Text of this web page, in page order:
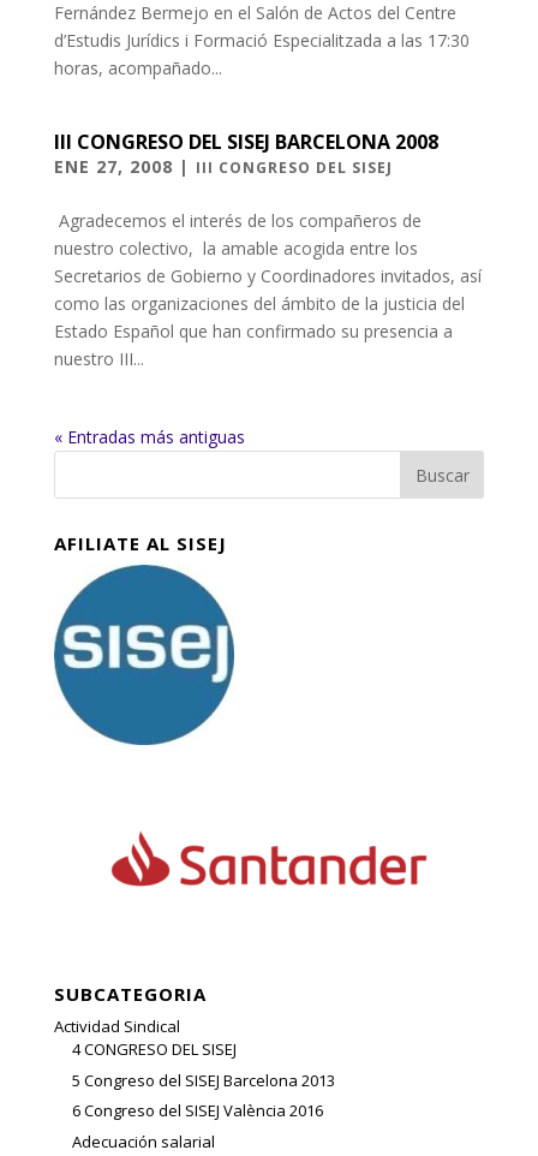
Fernández Bermejo en el Salón de Actos del Centre
d’Estudis Jurídics i Formació Especialitzada a las 17:30
horas, acompañado...
III CONGRESO DEL SISEJ BARCELONA 2008
ENE 27, 2008 | III CONGRESO DEL SISEJ
Agradecemos el interés de los compañeros de
nuestro colectivo, la amable acogida entre los
Secretarios de Gobierno y Coordinadores invitados, así
como las organizaciones del ámbito de la justicia del
Estado Español que han confirmado su presencia a
nuestro III...
« Entradas más antiguas
AFILIATE AL SISEJ
SUBCATEGORIA
Actividad Sindical
4 CONGRESO DEL SISEJ
5 Congreso del SISEJ Barcelona 2013
6 Congreso del SISEJ València 2016
Adecuación salarial